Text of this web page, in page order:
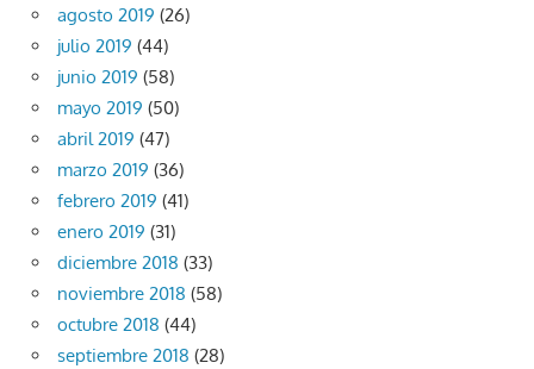
agosto 2019 (26)
julio 2019 (44)
junio 2019 (58)
mayo 2019 (50)
abril 2019 (47)
marzo 2019 (36)
febrero 2019 (41)
enero 2019 (31)
diciembre 2018 (33)
noviembre 2018 (58)
octubre 2018 (44)
septiembre 2018 (28)